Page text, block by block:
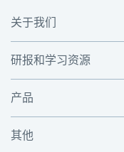
关于我们
研报和学习资源
产品
其他